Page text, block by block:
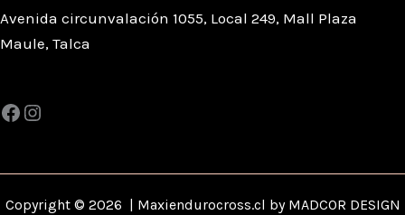
Avenida circunvalación 1055, Local 249, Mall Plaza
Maule, Talca
Copyright © 2026 | Maxiendurocross.cl by MADCOR DESIGN